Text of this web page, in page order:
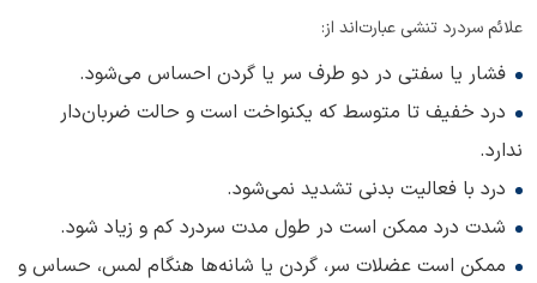
علائم سردرد تنشی عبارت‌اند از:
فشار یا سفتی در دو طرف سر یا گردن احساس می‌شود.
درد خفیف تا متوسط که یکنواخت است و حالت ضربان‌دار
ندارد.
درد با فعالیت بدنی تشدید نمی‌شود.
شدت درد ممکن است در طول مدت سردرد کم و زیاد شود.
ممکن است عضلات سر، گردن یا شانه‌ها هنگام لمس، حساس و